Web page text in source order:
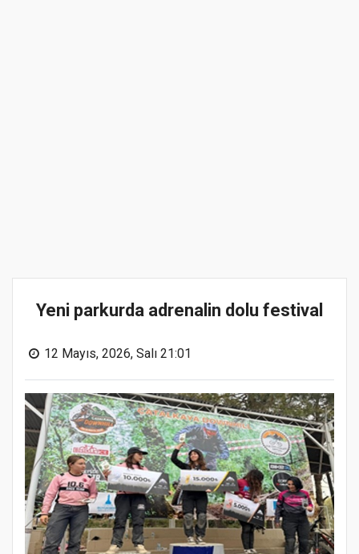
Yeni parkurda adrenalin dolu festival
12 Mayıs, 2026, Salı 21:01